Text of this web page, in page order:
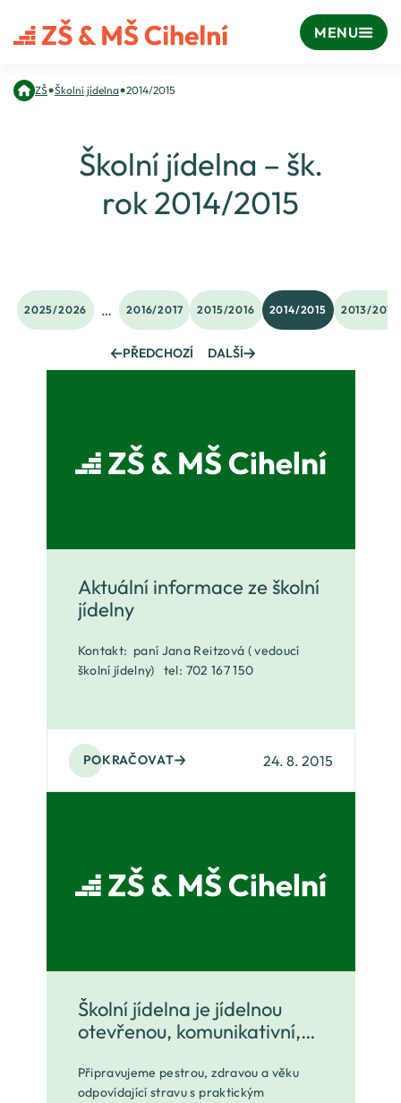
MENU
ZŠ•Školní jídelna•2014/2015
Školní jídelna – šk.
rok 2014/2015
PŘEDCHOZÍ
2025/2026 … 2016/2017 2015/2016 2014/2015 2013/2014
DALŠÍ
Aktuální informace ze školní
jídelny
Kontakt: paní Jana Reitzová ( vedoucí
POKRAČOVAT 24. 8. 2015
Školní jídelna je jídelnou
otevřenou, komunikativní,
Připravujeme pestrou, zdravou a věku
odpovídající stravu s praktickým